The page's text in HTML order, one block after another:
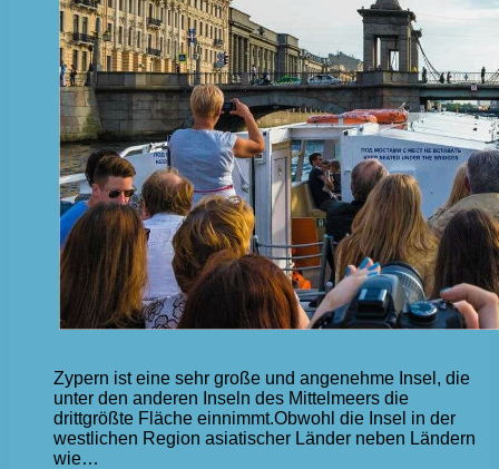
Zypern ist eine sehr große und angenehme Insel, die
unter den anderen Inseln des Mittelmeers die
drittgrößte Fläche einnimmt.Obwohl die Insel in der
westlichen Region asiatischer Länder neben Ländern
wie…